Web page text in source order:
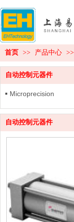
首页 >> 产品中心 >>
自动控制元器件
Microprecision
自动控制元器件